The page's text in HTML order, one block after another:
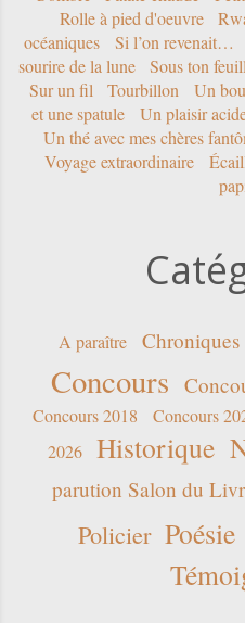
Rolle à pied d'oeuvre
océaniques
Si l’on revenait…
sourire de la lune
Sous ton
Sur un fil
Tourbillon Un
et une spatule
Un plaisir
Un thé avec mes chères
Voyage extraordinaire
A paraître Chroniques
Concours
Concours 2018
Concours
2026
Historique
parution Salon du
Policier Poésie